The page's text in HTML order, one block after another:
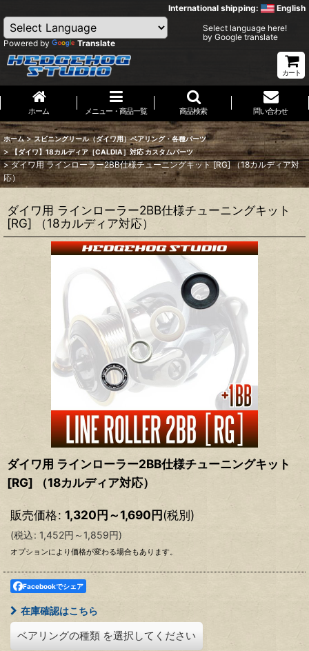
International shipping: English
Powered by Translate
Select language here!
by Google translate
カート
ホーム メニュー・商品一覧 商品検索 問い合わせ
ホーム > スピニングリール（ダイワ用）ベアリング・各種パーツ
> 【ダイワ】18カルディア［CALDIA］対応 カスタムパーツ
> ダイワ用 ラインローラー2BB仕様チューニングキット [RG] （18カルディア対
応）
ダイワ用 ラインローラー2BB仕様チューニングキット
[RG] （18カルディア対応）
ダイワ用 ラインローラー2BB仕様チューニングキット
[RG] （18カルディア対応）
販売価格: 1,320円～1,690円(税別)
(税込: 1,452円 ～1,859円)
オプションにより価格が変わる場合もあります。
Facebookでシェア
在庫確認はこちら
ベアリングの種類 を選択してください